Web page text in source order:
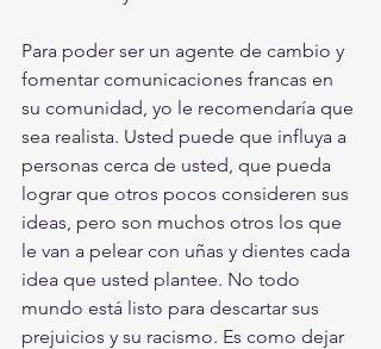
Para poder ser un agente de cambio y
fomentar comunicaciones francas en
su comunidad, yo le recomendaría que
sea realista. Usted puede que influya a
personas cerca de usted, que pueda
lograr que otros pocos consideren sus
ideas, pero son muchos otros los que
le van a pelear con uñas y dientes cada
idea que usted plantee. No todo
mundo está listo para descartar sus
prejuicios y su racismo. Es como dejar